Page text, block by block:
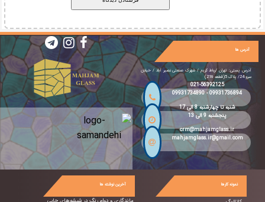
آخرین نوشته ها نمونه کارها
آدرس ها
آدرس پستی: تهران /رباط کریم / شهرک صنعتی نصیر آباد / خیابان
سرو 24/ پلاک 5(قطعه 216)
021-56392125
09931736894
-
09931734890
شنبه تا چهارشنبه 8 الی 17
پنجشنبه 9 الی 13
crm@mahjamglass.ir
mahjamglass.ir@gmail.com